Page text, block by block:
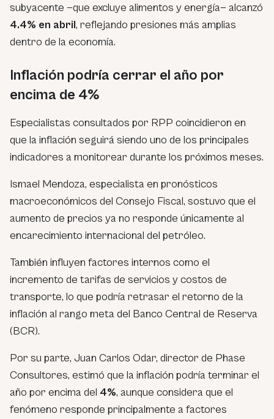
subyacente —que excluye alimentos y energía— alcanzó
4.4% en abril, reflejando presiones más amplias
dentro de la economía.
Inflación podría cerrar el año por
encima de 4%
Especialistas consultados por RPP coincidieron en
que la inflación seguirá siendo uno de los principales
indicadores a monitorear durante los próximos meses.
Ismael Mendoza, especialista en pronósticos
macroeconómicos del Consejo Fiscal, sostuvo que el
aumento de precios ya no responde únicamente al
encarecimiento internacional del petróleo.
También influyen factores internos como el
incremento de tarifas de servicios y costos de
transporte, lo que podría retrasar el retorno de la
inflación al rango meta del Banco Central de Reserva
(BCR).
Por su parte, Juan Carlos Odar, director de Phase
Consultores, estimó que la inflación podría terminar el
año por encima del 4%, aunque considera que el
fenómeno responde principalmente a factores